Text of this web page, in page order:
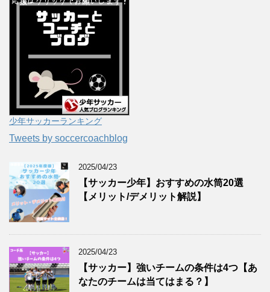
少年サッカーランキング
Tweets by soccercoachblog
2025/04/23
【サッカー少年】おすすめの水筒20選
【メリット/デメリット解説】
2025/04/23
【サッカー】強いチームの条件は4つ【あ
なたのチームは当てはまる？】